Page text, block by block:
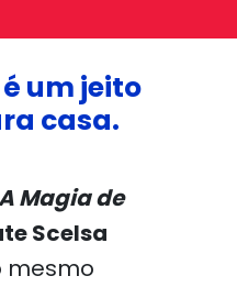
um jeito
casa.
Magia de
Scelsa
mesmo